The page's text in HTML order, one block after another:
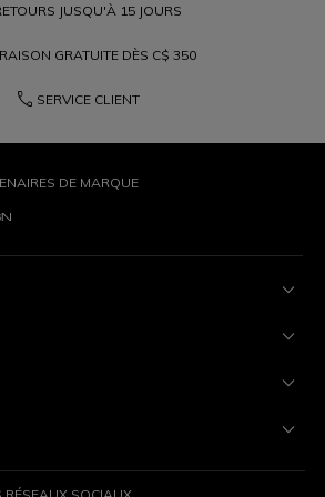
JUSQU'À 15 JOURS
GRATUITE DÈS C$ 350
phone SERVICE CLIENT
DE MARQUE